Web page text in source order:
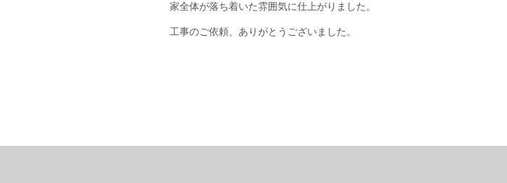
家全体が落ち着いた雰囲気に仕上がりました。
工事のご依頼、ありがとうございました。